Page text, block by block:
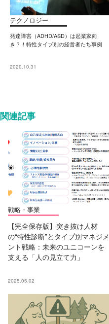
テクノロジー
発達障害（ADHD/ASD）は起業家向
き？！特性タイプ別の経営者たち事例
2020.10.31
関連記事
戦略・事業
【完全保存版】突き抜け人材
の“特性診断”とタイプ別マネジメ
ント戦略：未来のユニコーンを
支える「人の見立て力」
2025.05.02